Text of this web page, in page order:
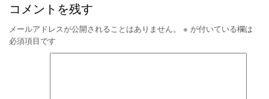
コメントを残す
メールアドレスが公開されることはありません。 ※ が付いている欄は
必須項目です